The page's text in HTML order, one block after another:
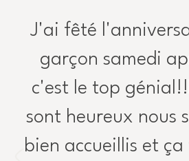
J'ai fêté
garçon samedi
c'est le top
sont heureux nous
bien accueillis et